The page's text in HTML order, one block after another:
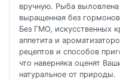
вручную. Рыба
выращенная без
Без ГМО, искусственных
аппетита и
рецептов и способов
что наверняка оценят
натуральное от природы.